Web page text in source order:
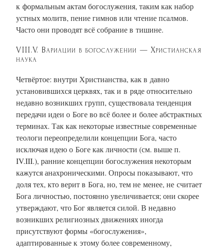
к формальным актам богослужения, таким как набор
устных молитв, пение гимнов или чтение псалмов.
Часто они проводят всё собрание в тишине.
VIII.V. Вариации в богослужении — Христианская
наука
Четвёртое: внутри Христианства, как в давно
установившихся церквях, так и в ряде относительно
недавно возникших групп, существовала тенденция
передачи идеи о Боге во всё более и более абстрактных
терминах. Так как некоторые известные современные
теологи переопределили концепции Бога, часто
исключая идею о Боге как личности (см. выше п.
IV.III.), ранние концепции богослужения некоторым
кажутся анахроническими. Опросы показывают, что
доля тех, кто верит в Бога, но, тем не менее, не считает
Бога личностью, постоянно увеличивается; они скорее
утверждают, что Бог является силой. В недавно
возникших религиозных движениях иногда
присутствуют формы «богослужения»,
адаптированные к этому более современному,